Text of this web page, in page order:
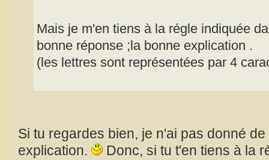
Mais je m'en tiens à la régle indiquée
bonne réponse ;la bonne explication .
(les lettres sont représentées par 4
Si tu regardes bien, je n'ai pas donné
explication.
Donc, si tu t'en tiens à la